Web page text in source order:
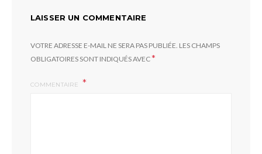
LAISSER UN COMMENTAIRE
VOTRE ADRESSE E-MAIL NE SERA PAS PUBLIÉE. LES CHAMPS
OBLIGATOIRES SONT INDIQUÉS AVEC*
COMMENTAIRE